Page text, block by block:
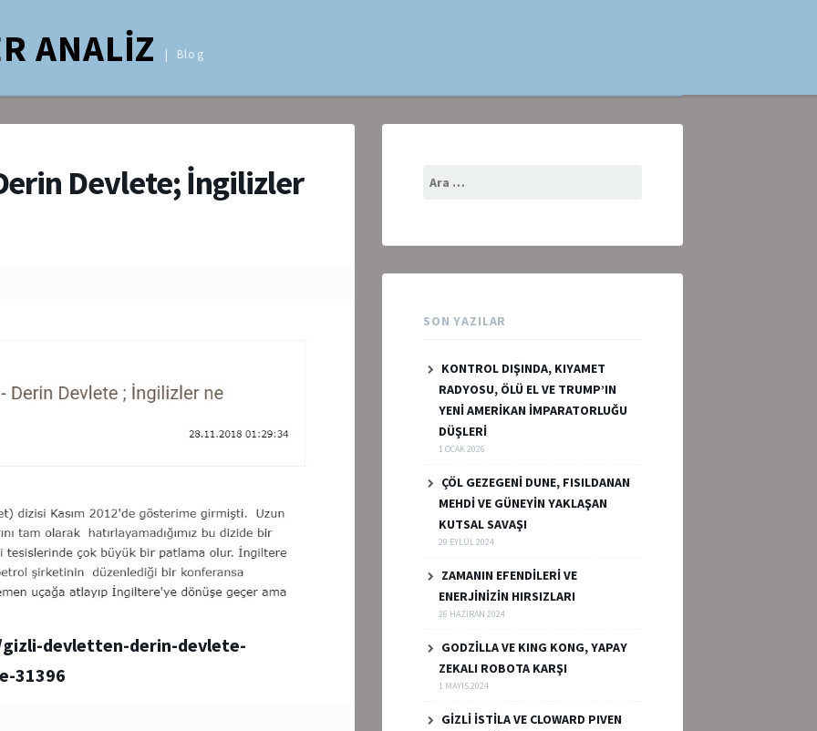
ANALİZ Blog
Devlete; İngilizler
devletten-derin-devlete-
31396
SON YAZILAR
KONTROL DIŞINDA, KIYAMET
RADYOSU, ÖLÜ EL VE TRUMP’IN
YENİ AMERİKAN İMPARATORLUĞU
DÜŞLERİ
1 OCAK 2026
ÇÖL GEZEGENİ DUNE, FISILDANAN
MEHDİ VE GÜNEYİN YAKLAŞAN
KUTSAL SAVAŞI
29 EYLÜL 2024
ZAMANIN EFENDİLERİ VE
ENERJİNİZİN HIRSIZLARI
26 HAZIRAN 2024
GODZİLLA VE KING KONG, YAPAY
ZEKALI ROBOTA KARŞI
1 MAYIS 2024
GİZLİ İSTİLA VE CLOWARD PIVEN